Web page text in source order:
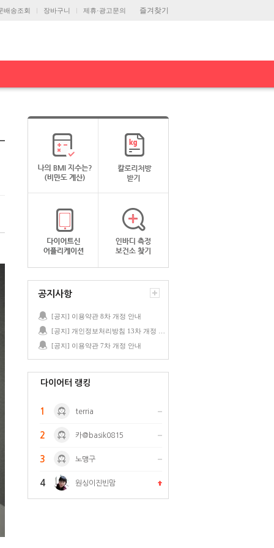
즐겨찾기
배송조회 장바구니 제휴·광고문의
공지사항
[공지] 이용약관 8차 개정 안내
[공지] 이용약관 7차 개정 안내
다이어터 랭킹
1 terria
2 카@basik0815
3 노맹구
4 원싱이진빈맘